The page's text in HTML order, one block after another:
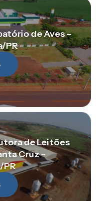
de Aves –
PR
de Leitões
Cruz –
PR